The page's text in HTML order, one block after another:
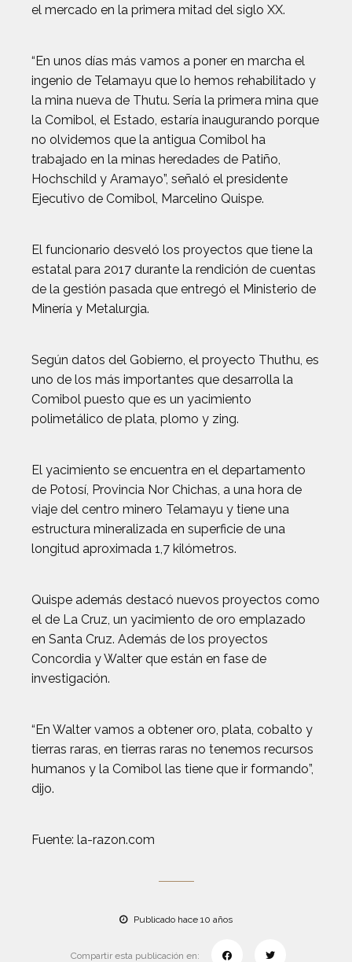
el mercado en la primera mitad del siglo XX.
“En unos días más vamos a poner en marcha el
ingenio de Telamayu que lo hemos rehabilitado y
la mina nueva de Thutu. Sería la primera mina que
la Comibol, el Estado, estaría inaugurando porque
no olvidemos que la antigua Comibol ha
trabajado en la minas heredades de Patiño,
Hochschild y Aramayo”, señaló el presidente
Ejecutivo de Comibol, Marcelino Quispe.
El funcionario desveló los proyectos que tiene la
estatal para 2017 durante la rendición de cuentas
de la gestión pasada que entregó el Ministerio de
Minería y Metalurgia.
Según datos del Gobierno, el proyecto Thuthu, es
uno de los más importantes que desarrolla la
Comibol puesto que es un yacimiento
polimetálico de plata, plomo y zing.
El yacimiento se encuentra en el departamento
de Potosí, Provincia Nor Chichas, a una hora de
viaje del centro minero Telamayu y tiene una
estructura mineralizada en superficie de una
longitud aproximada 1,7 kilómetros.
Quispe además destacó nuevos proyectos como
el de La Cruz, un yacimiento de oro emplazado
en Santa Cruz. Además de los proyectos
Concordia y Walter que están en fase de
investigación.
“En Walter vamos a obtener oro, plata, cobalto y
tierras raras, en tierras raras no tenemos recursos
humanos y la Comibol las tiene que ir formando”,
dijo.
Fuente: la-razon.com
Publicado hace 10 años
Compartir esta publicación en: